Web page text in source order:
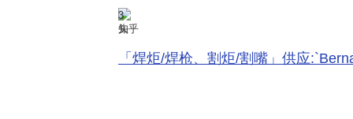
3
知乎
「焊炬/焊枪、割炬/割嘴」供应